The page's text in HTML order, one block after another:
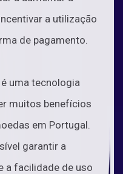
a utilização
de pagamento.
uma tecnologia
muitos benefícios
em Portugal.
garantir a
a facilidade de uso